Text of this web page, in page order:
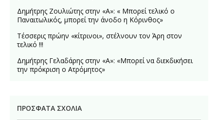
Δημήτρης Ζουλιώτης στην «Α»: « Μπορεί τελικό ο
Παναιτωλικός, μπορεί την άνοδο η Κόρινθος»
Τέσσερις πρώην «κίτρινοι», στέλνουν τον Άρη στον
τελικό !!!
Δημήτρης Γελαδάρης στην «Α»: «Μπορεί να διεκδικήσει
την πρόκριση ο Ατρόμητος»
ΠΡΌΣΦΑΤΑ ΣΧΌΛΙΑ